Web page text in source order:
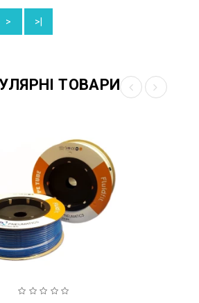
> >|
ТОВАРИ